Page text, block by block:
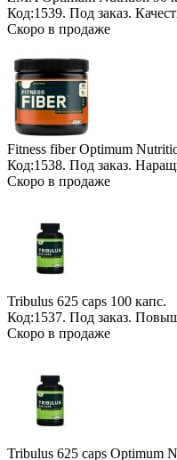
Код:1539. Под заказ.
Скоро в продаже
Fitness fiber Optimum
Код:1538. Под заказ.
Скоро в продаже
Tribulus 625 caps 100 капс.
Код:1537. Под заказ.
Скоро в продаже
Tribulus 625 caps Optimum